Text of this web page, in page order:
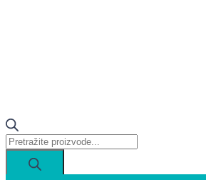
Products
search